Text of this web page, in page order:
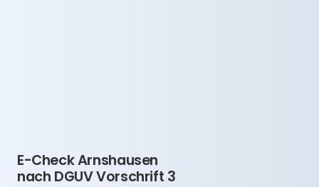
E-Check Arnshausen
nach DGUV Vorschrift 3